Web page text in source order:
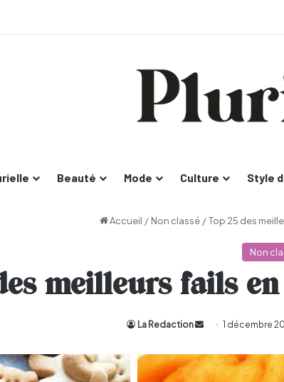
Beauté Mode Culture Style
Accueil / Non classé /Top 25 des
Non
meilleurs fails
La Redaction
Envoyer1 décembre